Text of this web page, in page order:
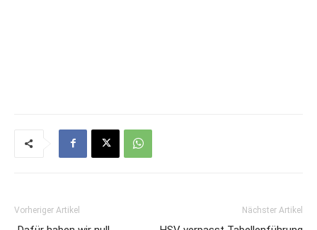
Vorheriger Artikel Nächster Artikel